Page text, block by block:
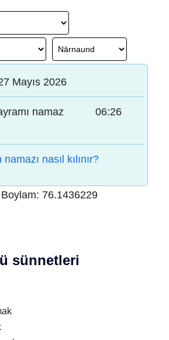
Mayıs 2026
namaz
06:26
nasıl kılınır?
Boylam: 76.1436229
sünnetleri